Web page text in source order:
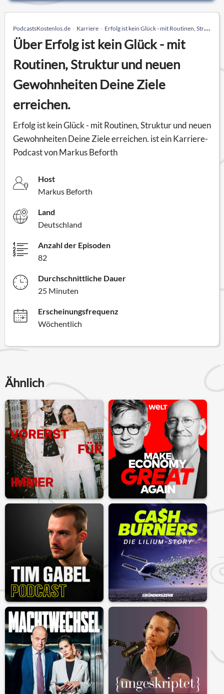
PodcastsKostenlos.de Karriere Erfolg ist kein Glück - mit Routinen, Struktur und neuen Gewohnheiten Deine Ziele erreichen.
Über Erfolg ist kein Glück - mit
Routinen, Struktur und neuen
Gewohnheiten Deine Ziele
erreichen.
Erfolg ist kein Glück - mit Routinen, Struktur und neuen
Gewohnheiten Deine Ziele erreichen. ist ein Karriere-
Podcast von Markus Beforth
Host
Markus Beforth
Land
Deutschland
Anzahl der Episoden
82
Durchschnittliche Dauer
25 Minuten
Erscheinungsfrequenz
Wöchentlich
Ähnlich